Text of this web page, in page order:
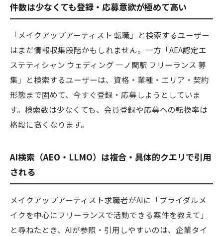
件数は少なくても登録・応募意欲が極めて高い
「メイクアップアーティスト 転職」と検索するユーザー
はまだ情報収集段階かもしれません。一方「AEA認定エ
ステティシャン ウェディング 一ノ関駅 フリーランス 募
集」と検索するユーザーは、資格・業種・エリア・契約
形態まで固めて、今すぐ登録・応募しようとしていま
す。検索数は少なくても、会員登録や応募への転換率は
格段に高くなります。
AI検索（AEO・LLMO）は複合・具体的クエリで引用
される
メイクアップアーティスト求職者がAIに「ブライダルメ
イクを中心にフリーランスで活動できる案件を教えて」
と尋ねたとき、AIが参照・引用しやすいのは、企業タイ